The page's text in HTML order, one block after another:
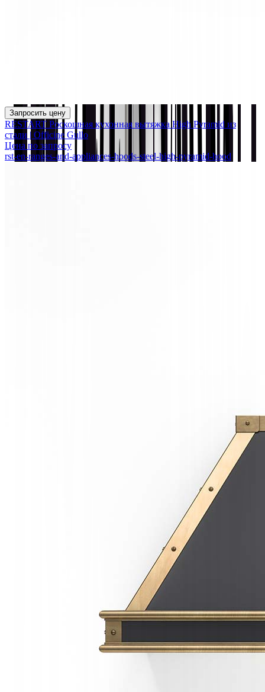
Запросить цену
RESTART Роскошная кухонная вытяжка High Pyramid из
стали | Officine Gullo
Цена по запросу
rst-en-ranges-and-appliances-hoods-steel-high-pyramid-hood